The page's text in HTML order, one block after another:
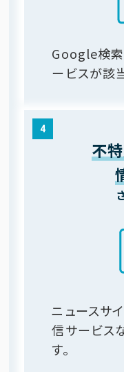
Google検
ービスが該
4
不
ニュースサイ
信サービス
す。